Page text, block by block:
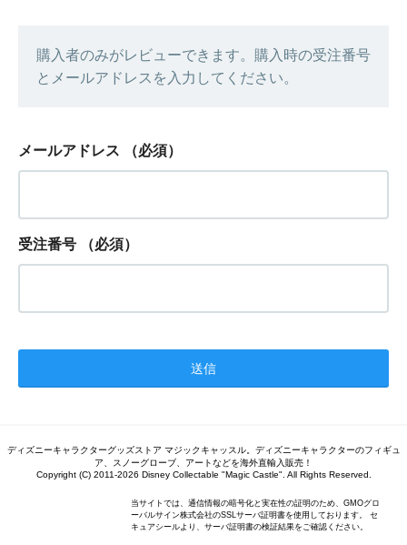
購入者のみがレビューできます。購入時の受注番号
とメールアドレスを入力してください。
メールアドレス （必須）
受注番号 （必須）
ディズニーキャラクターグッズストア マジックキャッスル。ディズニーキャラクターのフィギュ
ア、スノーグローブ、アートなどを海外直輸入販売！
Copyright (C) 2011-2026 Disney Collectable "Magic Castle". All Rights Reserved.
当サイトでは、通信情報の暗号化と実在性の証明のため、GMOグロ
ーバルサイン株式会社のSSLサーバ証明書を使用しております。 セ
キュアシールより、サーバ証明書の検証結果をご確認ください。